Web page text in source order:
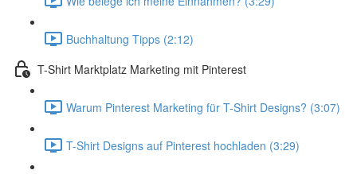
Buchhaltung Tipps (2:12)
T-Shirt Marktplatz Marketing mit Pinterest
Warum Pinterest Marketing für T-Shirt Designs? (3:07)
T-Shirt Designs auf Pinterest hochladen (3:29)